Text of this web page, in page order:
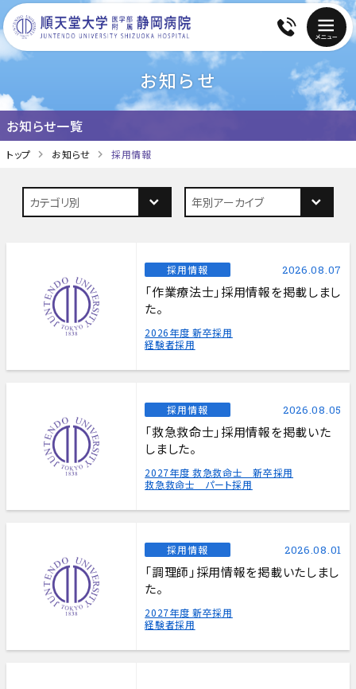
お知らせ
お知らせ一覧
トップ お知らせ 採用情報
採用情報 2026.08.07
「作業療法士」採用情報を掲載しまし
た。
2026年度 新卒採用
経験者採用
採用情報 2026.08.05
「救急救命士」採用情報を掲載いた
しました。
2027年度 救急救命士 新卒採用
救急救命士 パート採用
採用情報 2026.08.01
「調理師」採用情報を掲載いたしまし
た。
2027年度 新卒採用
経験者採用